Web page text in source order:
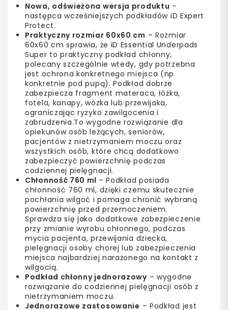
Nowa, odświeżona wersja produktu –
następca wcześniejszych podkładów iD Expert
Protect.
Praktyczny rozmiar 60x60 cm – Rozmiar
60x60 cm sprawia, że iD Essential Underpads
Super to praktyczny podkład chłonny,
polecany szczególnie wtedy, gdy potrzebna
jest ochrona konkretnego miejsca (np
konkretnie pod pupą). Podkład dobrze
zabezpiecza fragment materaca, łóżka,
fotela, kanapy, wózka lub przewijaka,
ograniczając ryzyko zawilgocenia i
zabrudzenia.To wygodne rozwiązanie dla
opiekunów osób leżących, seniorów,
pacjentów z nietrzymaniem moczu oraz
wszystkich osób, które chcą dodatkowo
zabezpieczyć powierzchnię podczas
codziennej pielęgnacji.
Chłonność 760 ml – Podkład posiada
chłonność 760 ml, dzięki czemu skutecznie
pochłania wilgoć i pomaga chronić wybraną
powierzchnię przed przemoczeniem.
Sprawdza się jako dodatkowe zabezpieczenie
przy zmianie wyrobu chłonnego, podczas
mycia pacjenta, przewijania dziecka,
pielęgnacji osoby chorej lub zabezpieczenia
miejsca najbardziej narażonego na kontakt z
wilgocią.
Podkład chłonny jednorazowy– wygodne
rozwiązanie do codziennej pielęgnacji osób z
nietrzymaniem moczu.
Jednorazowe zastosowanie – Podkład jest